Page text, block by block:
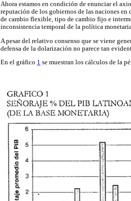
Ahora estamos en condición de enunciar el
reputación de los gobiernos de las naciones
de cambio flexible, tipo de cambio fijo e
inconsistencia temporal de la política
A pesar del relativo consenso que se viene
defensa de la dolarización no parece tan
En el gráfico 1 se muestran los cálculos de la